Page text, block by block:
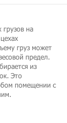
на
груз может
предел.
из
Это
помещении с